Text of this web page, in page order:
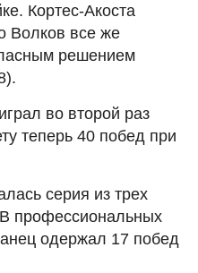
Кортес-Акоста
Волков все же
решением
во второй раз
теперь 40 побед при
серия из трех
профессиональных
одержал 17 побед